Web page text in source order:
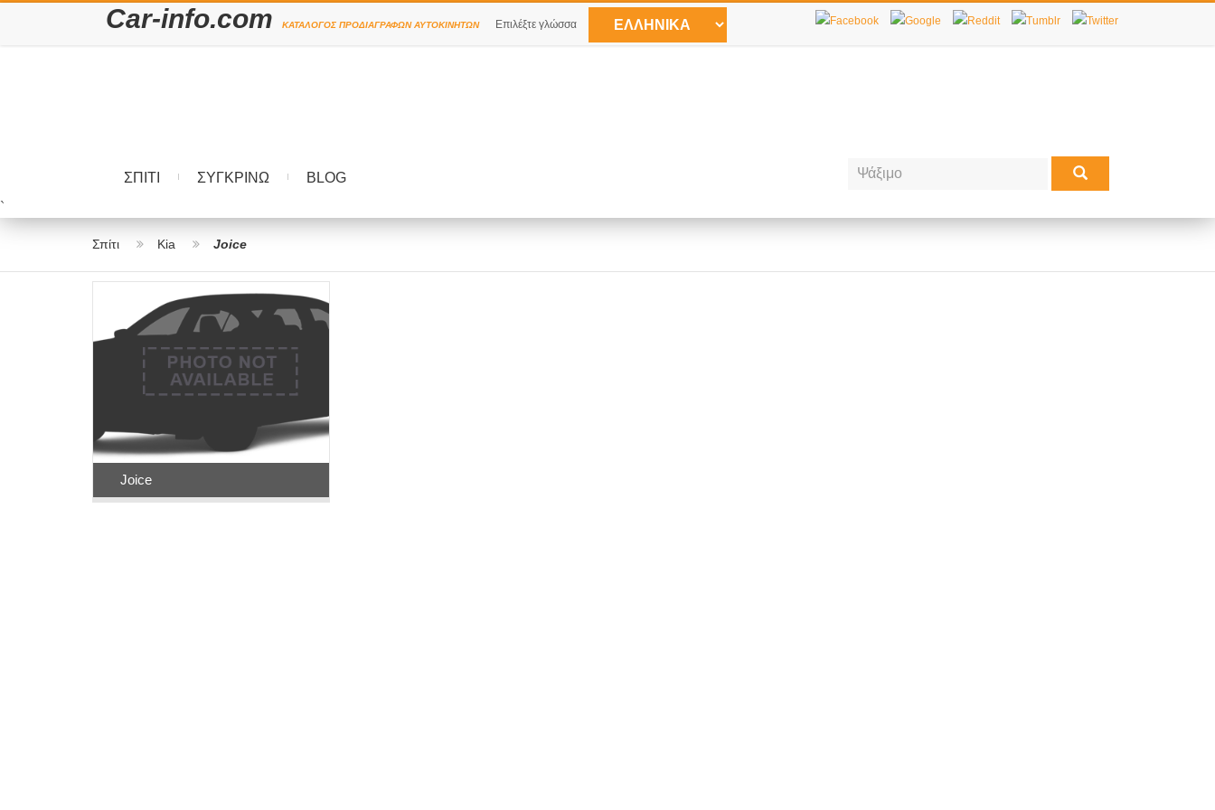
Car-info.com ΚΑΤΆΛΟΓΟΣ ΠΡΟΔΙΑΓΡΑΦΏΝ ΑΥΤΟΚΙΝΉΤΩΝ Επιλέξτε γλώσσα
ΣΠΊΤΙ ΣΥΓΚΡΊΝΩ
BLOG
`
Σπίτι Kia Joice
Joice